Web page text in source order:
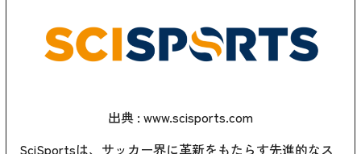
出典 : www.scisports.com
SciSportsは、サッカー界に革新をもたらす先進的なス